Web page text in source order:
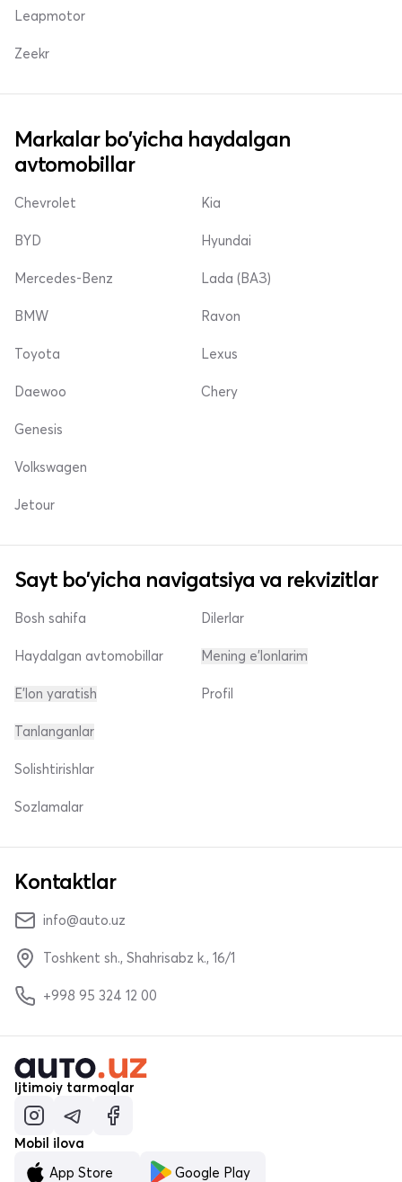
Leapmotor
Zeekr
Markalar bo'yicha haydalgan
avtomobillar
Chevrolet
BYD
Mercedes-Benz
Kia
Hyundai
Lada (ВАЗ)
BMW
Toyota
Daewoo
Ravon
Lexus
Chery
Genesis
Volkswagen
Jetour
Sayt bo'yicha navigatsiya va rekvizitlar
Bosh sahifa
Haydalgan avtomobillar
E'lon yaratish
Dilerlar
Mening e'lonlarim
Profil
Tanlanganlar
Solishtirishlar
Sozlamalar
Kontaktlar
info@auto.uz
Toshkent sh., Shahrisabz k., 16/1
+998 95 324 12 00
Ijtimoiy tarmoqlar
Mobil ilova
App Store
Google Play